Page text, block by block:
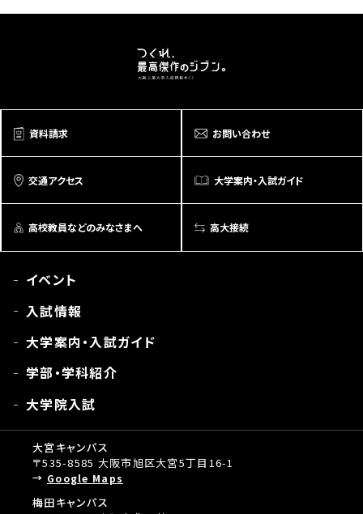
資料請求 お問い合わせ
交通アクセス 大学案内・入試ガイド
高校教員などのみなさまへ 高大接続
イベント
入試情報
大学案内・入試ガイド
学部・学科紹介
大学院入試
大宮キャンパス
〒535-8585 大阪市旭区大宮5丁目16-1
Google Maps
梅田キャンパス